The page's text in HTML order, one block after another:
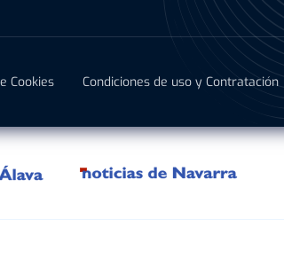
Cookies Condiciones de uso y Contratación